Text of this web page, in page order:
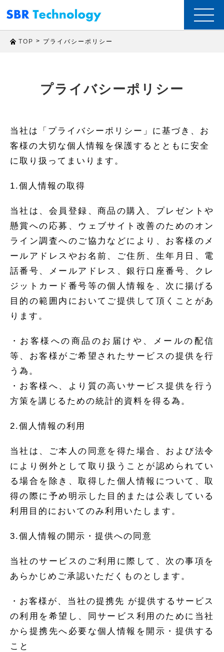
t
o
g
TOP > プライバシーポリシー
プライバシーポリシー
当社は「プライバシーポリシー」に基づき、お
客様の大切な個人情報を保護するとともに安全
に取り扱ってまいります。
1.個人情報の取得
当社は、会員登録、商品の購入、プレゼントや
懸賞への応募、ウェブサイト改善のためのオン
ライン調査へのご協力などにより、お客様のメ
ールアドレスやお名前、ご住所、生年月日、電
話番号、メールアドレス、銀行口座番号、クレ
ジットカード番号等の個人情報を、次に揚げる
目的の範囲内においてご提供して頂くことがあ
ります。
・お客様への商品のお届けや、メールの配信
等、お客様がご希望されたサービスの提供を行
う為。
・お客様へ、より質の高いサービス提供を行う
方策を講じるための統計的資料を得る為。
2.個人情報の利用
当社は、ご本人の同意を得た場合、および法令
により例外として取り扱うことが認められてい
る場合を除き、取得した個人情報について、取
得の際に予め明示した目的または公表している
利用目的においてのみ利用いたします。
3.個人情報の開示・提供への同意
当社のサービスのご利用に際して、次の事項を
あらかじめご承認いただくものとします。
・お客様が、当社の提携先 が提供するサービス
の利用を希望し、同サービス利用のために当社
から提携先へ必要な個人情報を開示・提供する
こと